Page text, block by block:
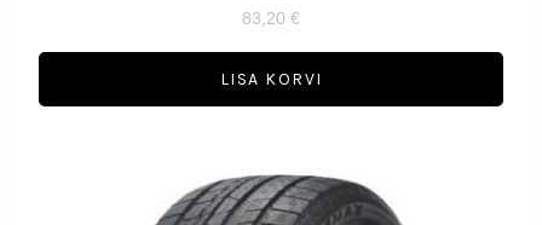
83,20 €
LISA KORVI